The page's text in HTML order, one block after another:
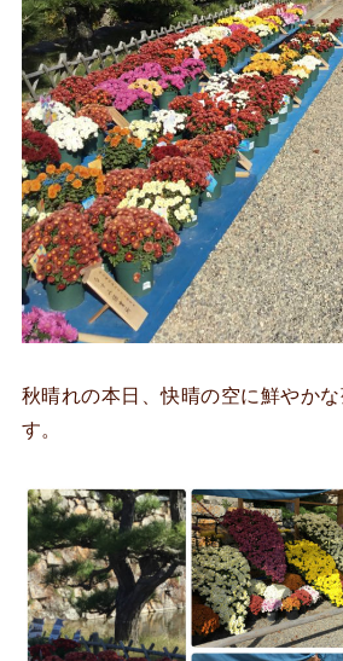
秋晴れの本日、快晴の空に鮮やか
す。